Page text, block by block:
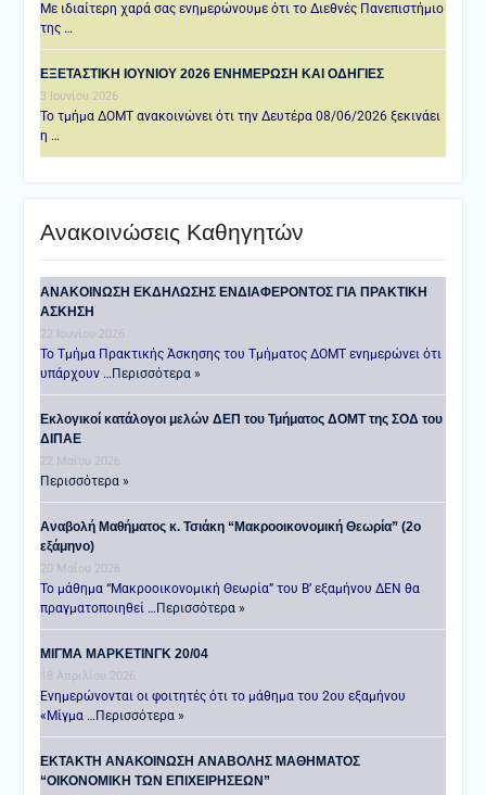
Με ιδιαίτερη χαρά σας ενημερώνουμε ότι το Διεθνές Πανεπιστήμιο
της …
ΕΞΕΤΑΣΤΙΚΗ IOYNIOY 2026 ΕΝΗΜΕΡΩΣΗ ΚΑΙ ΟΔΗΓΙΕΣ
3 Ιουνίου 2026
Το τμήμα ΔΟΜΤ ανακοινώνει ότι την Δευτέρα 08/06/2026 ξεκινάει
η …
Ανακοινώσεις Καθηγητών
ANAKOINΩΣΗ ΕΚΔΗΛΩΣΗΣ ΕΝΔΙΑΦΕΡΟΝΤΟΣ ΓΙΑ ΠΡΑΚΤΙΚΗ
ΑΣΚΗΣΗ
22 Ιουνίου 2026
Το Τμήμα Πρακτικής Άσκησης του Τμήματος ΔΟΜΤ ενημερώνει ότι
υπάρχουν … Περισσότερα »
Εκλογικοί κατάλογοι μελών ΔΕΠ του Τμήματος ΔΟΜΤ της ΣΟΔ του
ΔΙΠΑΕ
22 Μαΐου 2026
Περισσότερα »
Αναβολή Μαθήματος κ. Τσιάκη “Μακροοικονομική Θεωρία” (2ο
εξάμηνο)
20 Μαΐου 2026
Το μάθημα “Μακροοικονομική Θεωρία” του Β’ εξαμήνου ΔΕΝ θα
πραγματοποιηθεί … Περισσότερα »
ΜΙΓΜΑ ΜΑΡΚΕΤΙΝΓΚ 20/04
18 Απριλίου 2026
Ενημερώνονται οι φοιτητές ότι το μάθημα του 2ου εξαμήνου
«Μίγμα … Περισσότερα »
ΕΚΤΑΚΤΗ ΑΝΑΚΟΙΝΩΣΗ ΑΝΑΒΟΛΗΣ ΜΑΘΗΜΑΤΟΣ
“ΟΙΚΟΝΟΜΙΚΗ ΤΩΝ ΕΠΙΧΕΙΡΗΣΕΩΝ”